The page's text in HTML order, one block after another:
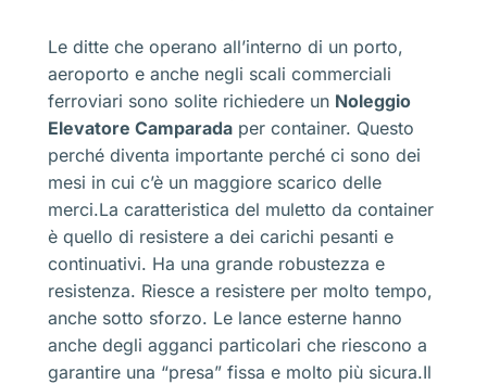
Le ditte che operano all’interno di un porto,
aeroporto e anche negli scali commerciali
ferroviari sono solite richiedere un Noleggio
Elevatore Camparada per container. Questo
perché diventa importante perché ci sono dei
mesi in cui c’è un maggiore scarico delle
merci.La caratteristica del muletto da container
è quello di resistere a dei carichi pesanti e
continuativi. Ha una grande robustezza e
resistenza. Riesce a resistere per molto tempo,
anche sotto sforzo. Le lance esterne hanno
anche degli agganci particolari che riescono a
garantire una “presa” fissa e molto più sicura.Il